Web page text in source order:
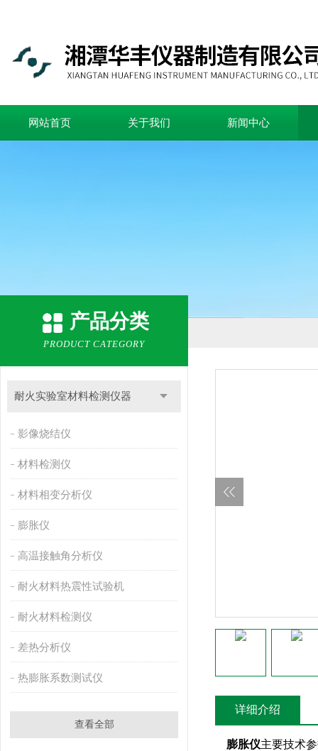
网站首页 关于我们 新闻中心
产品分类
PRODUCT CATEGORY
耐火实验室材料检测仪器
影像烧结仪
材料检测仪
材料相变分析仪
膨胀仪
高温接触角分析仪
耐火材料热震性试验机
耐火材料检测仪
差热分析仪
热膨胀系数测试仪
查看全部
详细介绍
膨胀仪主要技术